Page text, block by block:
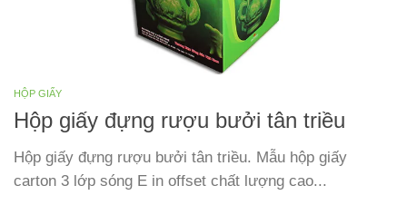
HỘP GIẤY
Hộp giấy đựng rượu bưởi tân triều
Hộp giấy đựng rượu bưởi tân triều. Mẫu hộp giấy
carton 3 lớp sóng E in offset chất lượng cao...